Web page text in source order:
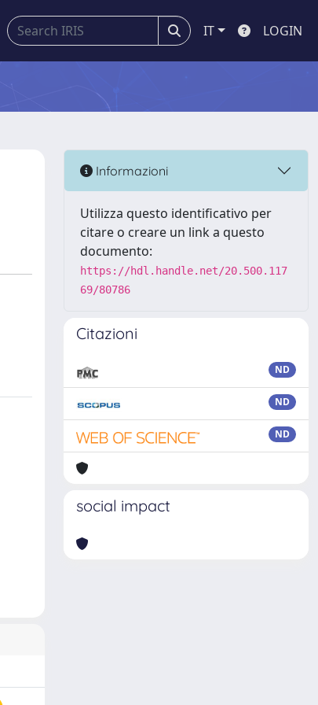
IT LOGIN
Informazioni
Utilizza questo identificativo per
citare o creare un link a questo
documento:
https://hdl.handle.net/20.500.117
69/80786
Citazioni
ND
ND
ND
social impact